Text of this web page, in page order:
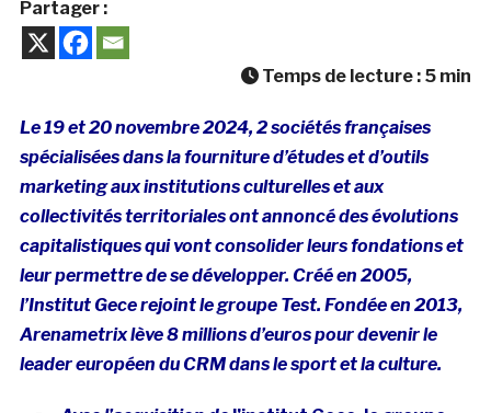
Partager :
Temps de lecture : 5 min
Le 19 et 20 novembre 2024, 2 sociétés françaises
spécialisées dans la fourniture d’études et d’outils
marketing aux institutions culturelles et aux
collectivités territoriales ont annoncé des évolutions
capitalistiques qui vont consolider leurs fondations et
leur permettre de se développer. Créé en 2005,
l’Institut Gece rejoint le groupe Test. Fondée en 2013,
Arenametrix lève 8 millions d’euros pour devenir le
leader européen du CRM dans le sport et la culture.